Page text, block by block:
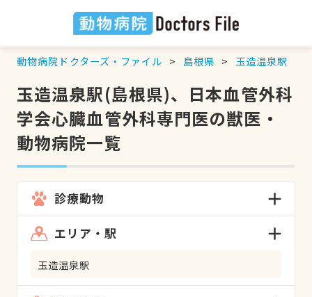
動物病院ドクターズ・ファイル 島根県 玉造温泉駅
玉造温泉駅(島根県)、日本血管外科
学会心臓血管外科専門医の獣医・
動物病院一覧
診療動物
エリア・駅
玉造温泉駅